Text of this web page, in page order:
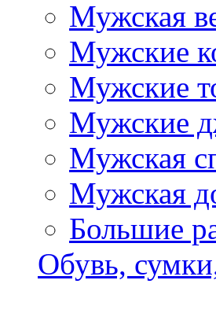
Мужская
Мужские
Мужские
Мужские
Мужская
Мужская
Большие
Обувь,